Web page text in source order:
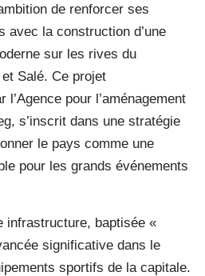
de renforcer ses
avec la construction d’une
sur les rives du
Salé. Ce projet
l’Agence pour l’aménagement
s’inscrit dans une stratégie
le pays comme une
pour les grands événements
infrastructure, baptisée «
significative dans le
sportifs de la capitale.